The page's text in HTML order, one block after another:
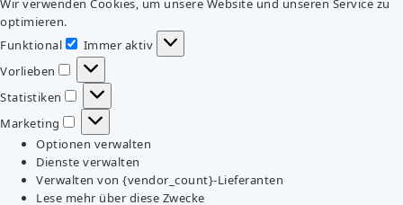
Wir verwenden Cookies, um unsere Website und unseren Service zu
optimieren.
Funktional
Funktional
Immer aktiv
Vorlieben
Vorlieben
Statistiken
Statistiken
Marketing
Marketing
Optionen verwalten
Dienste verwalten
Verwalten von {vendor_count}-Lieferanten
Lese mehr über diese Zwecke